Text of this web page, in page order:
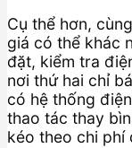
Cụ thể hơn,
giá có thể khác
đặt, kiểm tra
nơi thứ hai chỉ
có hệ thống
thao tác thay
kéo theo chi phí